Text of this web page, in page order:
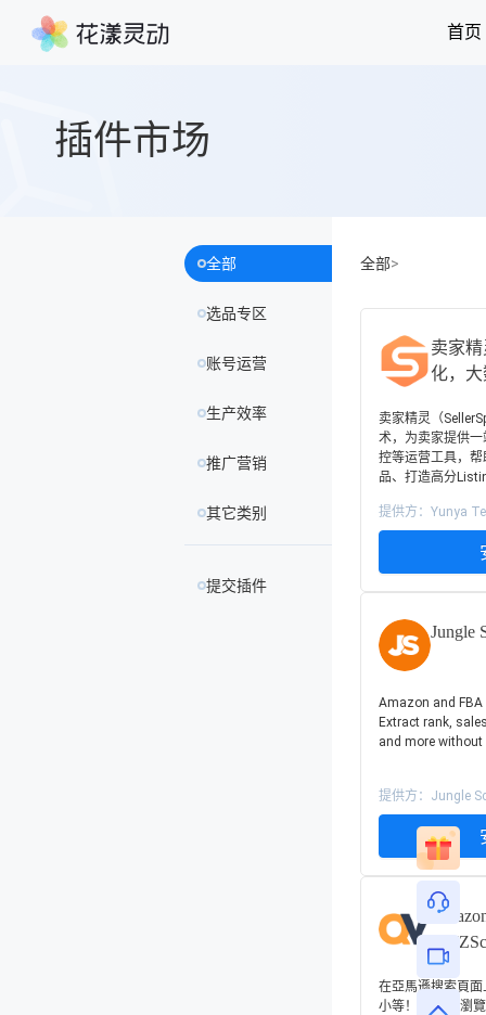
首页
插件市场
全部
选品专区
账号运营
生产效率
推广营销
其它类别
提交插件
全部>
卖家
化，
卖家精灵（
术，为卖家提供
控等运营工具，
品、打造高分
提供方：Yunya
Jungle
Amazon and
Extract rank,
and more without
提供方：Jungle
在亞馬遜搜索頁面
小等！ 搜索或瀏